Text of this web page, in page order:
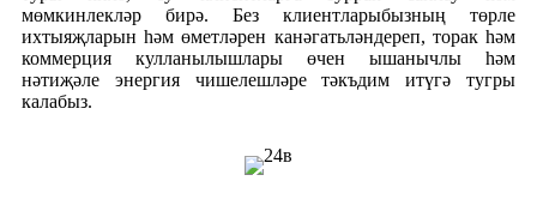
мөмкинлекләр бирә. Без клиентларыбызның төрле
ихтыяҗларын һәм өметләрен канәгатьләндереп, торак һәм
коммерция кулланылышлары өчен ышанычлы һәм
нәтиҗәле энергия чишелешләре тәкъдим итүгә тугры
калабыз.